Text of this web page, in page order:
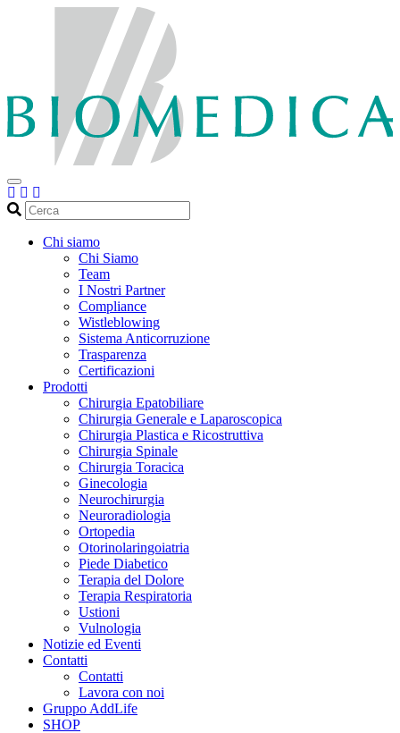
Cerca
Chi siamo
Chi Siamo
Team
I Nostri Partner
Compliance
Wistleblowing
Sistema Anticorruzione
Trasparenza
Certificazioni
Prodotti
Chirurgia Epatobiliare
Chirurgia Generale e Laparoscopica
Chirurgia Plastica e Ricostruttiva
Chirurgia Spinale
Chirurgia Toracica
Ginecologia
Neurochirurgia
Neuroradiologia
Ortopedia
Otorinolaringoiatria
Piede Diabetico
Terapia del Dolore
Terapia Respiratoria
Ustioni
Vulnologia
Notizie ed Eventi
Contatti
Contatti
Lavora con noi
Gruppo AddLife
SHOP